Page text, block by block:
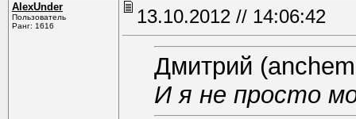
AlexUnder
Пользователь
Ранг: 1616
13.10.2012 // 14:06:42
Дмитрий
И я не просто